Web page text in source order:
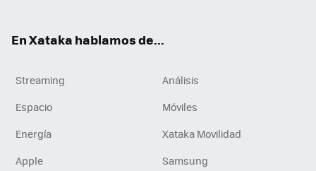
En Xataka hablamos de...
Streaming
Análisis
Espacio
Móviles
Energía
Xataka Movilidad
Apple
Samsung